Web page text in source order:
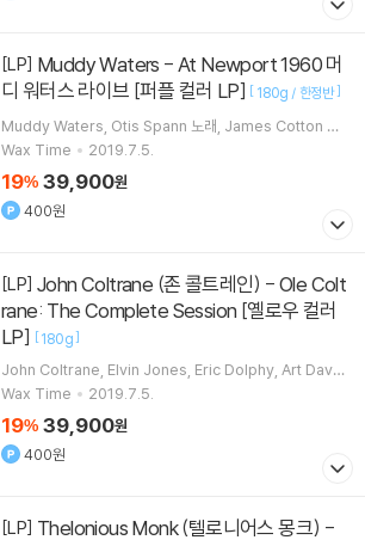
[LP]
디 워터스 라이브 [퍼플 컬러 LP] [ 180g / 한정반]
Muddy Waters Otis Spann 노래 James Cotton 연
주
Wax Time 2019.7.5.
19% 39,900원
400원
[LP]
rane: The Complete Session [옐로우 컬러
LP] [180g]
John Coltrane Elvin Jones Eric Dolphy Art Davis
연주 외 3명
Wax Time 2019.7.5.
19% 39,900원
400원
[LP]